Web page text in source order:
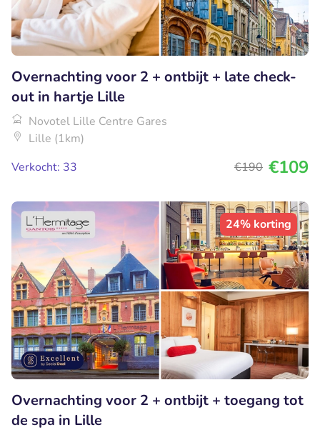
Overnachting voor 2 + ontbijt + late check-
out in hartje Lille
Novotel Lille Centre Gares
Lille (1km)
Verkocht: 33
€190 €109
24% korting
Overnachting voor 2 + ontbijt + toegang tot
de spa in Lille